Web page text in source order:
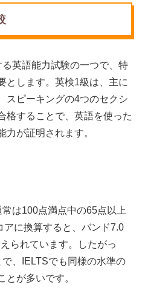
英語能力試験の一つで、特
とします。英検1級は、主に
スピーキングの4つのセクシ
格することで、英語を使った
力が証明されます。
は100点満点中の65点以上
アに換算すると、バンド7.0
られています。したがっ
、IELTSでも同様の水準の
とが多いです。